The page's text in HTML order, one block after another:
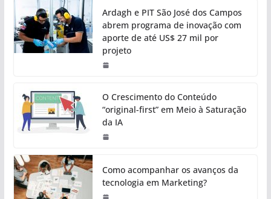
Ardagh e PIT São José dos Campos
abrem programa de inovação com
aporte de até US$ 27 mil por
projeto
O Crescimento do Conteúdo
“original-first” em Meio à Saturação
da IA
Como acompanhar os avanços da
tecnologia em Marketing?